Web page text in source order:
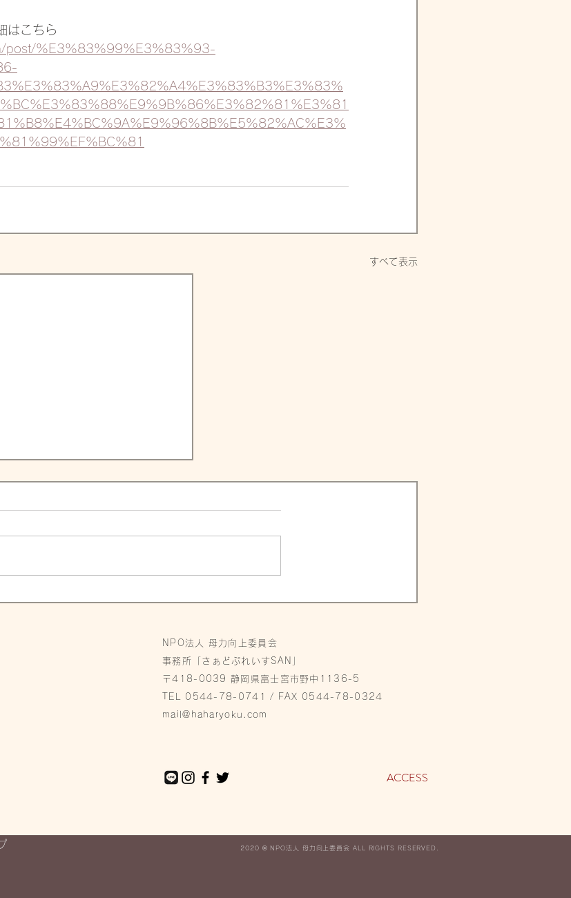
はこちら
post/%E3%83%99%E3%83%93-
すべて表示
【報告】6/18富士山世界遺
NPO法人 母力向上委員会
事務所「さぁどぷれいすSAN」
〒418-0039 静岡県富士宮市野中1136-5
TEL 0544-78-0741 / FAX 0544-78-0324
mail@haharyoku.com
ACCESS
2020 ©︎ NPO法人 母力向上委員会 ALL RIGHTS RESERVED.